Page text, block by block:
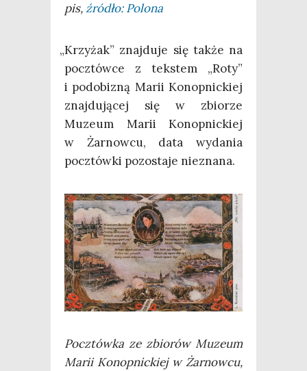
pis,źró­dło: Polona
„Krzy­żak” znaj­du­je się tak­że na
pocz­tów­ce z tek­stem „Roty”
i podo­bi­zną Marii Konop­nic­kiej
znaj­du­ją­cej się w zbio­rze
Muzeum Marii Konop­nic­kiej
w Żar­now­cu, data wyda­nia
pocz­tów­ki pozo­sta­je nieznana.
Pocz­tów­ka ze zbio­rów Muzeum
Marii Konop­nic­kiej w Żar­now­cu,